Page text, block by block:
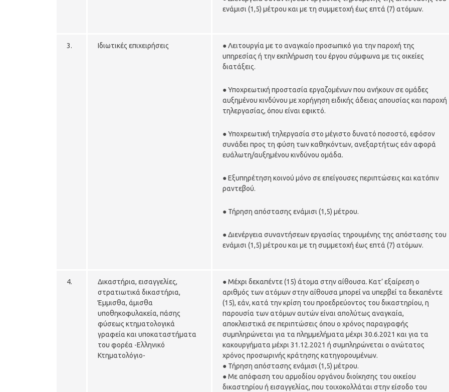
ενάμισι (1,5) μέτρου και με τη συμμετοχή έως επτά (7) ατόμων.
3. Ιδιωτικές επιχειρήσεις
● Λειτουργία με το αναγκαίο προσωπικό για την παροχή της
υπηρεσίας ή την εκπλήρωση του έργου σύμφωνα με τις οικείες
διατάξεις.
● Υποχρεωτική προστασία εργαζομένων που ανήκουν σε ομάδες
αυξημένου κινδύνου με χορήγηση ειδικής άδειας απουσίας και παροχή
τηλεργασίας, όπου είναι εφικτό.
● Υποχρεωτική τηλεργασία στο μέγιστο δυνατό ποσοστό, εφόσον
συνάδει προς τη φύση των καθηκόντων, ανεξαρτήτως εάν αφορά
ευάλωτη/αυξημένου κινδύνου ομάδα.
● Εξυπηρέτηση κοινού μόνο σε επείγουσες περιπτώσεις και κατόπιν
ραντεβού.
● Τήρηση απόστασης ενάμισι (1,5) μέτρου.
● Διενέργεια συναντήσεων εργασίας τηρουμένης της απόστασης του
ενάμισι (1,5) μέτρου και με τη συμμετοχή έως επτά (7) ατόμων.
4.
Δικαστήρια, εισαγγελίες,
στρατιωτικά δικαστήρια,
Έμμισθα, άμισθα
υποθηκοφυλακεία, πάσης
φύσεως κτηματολογικά
γραφεία και υποκαταστήματα
του φορέα -Ελληνικό
Κτηματολόγιο-
● Μέχρι δεκαπέντε (15) άτομα στην αίθουσα. Κατ’ εξαίρεση ο
αριθμός των ατόμων στην αίθουσα μπορεί να υπερβεί τα δεκαπέντε
(15), εάν, κατά την κρίση του προεδρεύοντος του δικαστηρίου, η
παρουσία των ατόμων αυτών είναι απολύτως αναγκαία,
αποκλειστικά σε περιπτώσεις όπου ο χρόνος παραγραφής
συμπληρώνεται για τα πλημμελήματα μέχρι 30.6.2021 και για τα
κακουργήματα μέχρι 31.12.2021 ή συμπληρώνεται ο ανώτατος
χρόνος προσωρινής κράτησης κατηγορουμένων.
● Τήρηση απόστασης ενάμισι (1,5) μέτρου.
● Με απόφαση του αρμοδίου οργάνου διοίκησης του οικείου
δικαστηρίου ή εισαγγελίας, που τοιχοκολλάται στην είσοδο του